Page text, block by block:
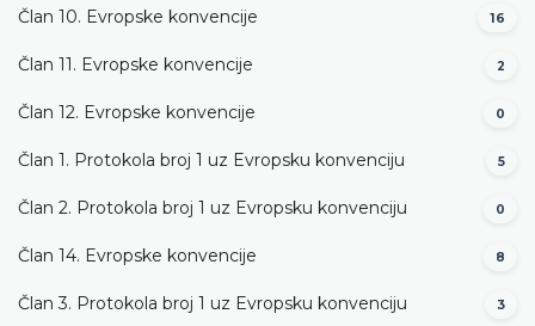
Član 10. Evropske konvencije 16
Član 11. Evropske konvencije 2
Član 12. Evropske konvencije 0
Član 1. Protokola broj 1 uz Evropsku konvenciju 5
Član 2. Protokola broj 1 uz Evropsku konvenciju 0
Član 14. Evropske konvencije 8
Član 3. Protokola broj 1 uz Evropsku konvenciju 3